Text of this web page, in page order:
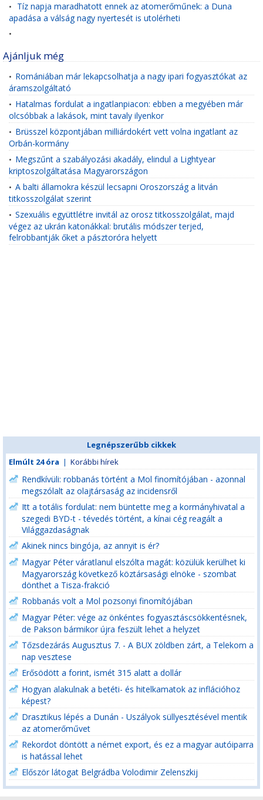
• Tíz napja maradhatott ennek az atomerőműnek: a Duna
apadása a válság nagy nyertesét is utolérheti
•
Ajánljuk még
• Romániában már lekapcsolhatja a nagy ipari fogyasztókat az
áramszolgáltató
• Hatalmas fordulat a ingatlanpiacon: ebben a megyében már
olcsóbbak a lakások, mint tavaly ilyenkor
• Brüsszel központjában milliárdokért vett volna ingatlant az
Orbán-kormány
• Megszűnt a szabályozási akadály, elindul a Lightyear
kriptoszolgáltatása Magyarországon
• A balti államokra készül lecsapni Oroszország a litván
titkosszolgálat szerint
• Szexuális együttlétre invitál az orosz titkosszolgálat, majd
végez az ukrán katonákkal: brutális módszer terjed,
felrobbantják őket a pásztoróra helyett
Legnépszerűbb cikkek
Elmúlt 24 óra | Korábbi hírek
Rendkívüli: robbanás történt a Mol finomítójában - azonnal
megszólalt az olajtársaság az incidensről
Itt a totális fordulat: nem büntette meg a kormányhivatal a
szegedi BYD-t - tévedés történt, a kínai cég reagált a
Világgazdaságnak
Akinek nincs bingója, az annyit is ér?
Magyar Péter váratlanul elszólta magát: közülük kerülhet ki
Magyarország következő köztársasági elnöke - szombat
dönthet a Tisza-frakció
Robbanás volt a Mol pozsonyi finomítójában
Magyar Péter: vége az önkéntes fogyasztáscsökkentésnek,
de Pakson bármikor újra feszült lehet a helyzet
Tőzsdezárás Augusztus 7. - A BUX zöldben zárt, a Telekom a
nap vesztese
Erősödött a forint, ismét 315 alatt a dollár
Hogyan alakulnak a betéti- és hitelkamatok az inflációhoz
képest?
Drasztikus lépés a Dunán - Uszályok süllyesztésével mentik
az atomerőművet
Rekordot döntött a német export, és ez a magyar autóiparra
is hatással lehet
Először látogat Belgrádba Volodimir Zelenszkij